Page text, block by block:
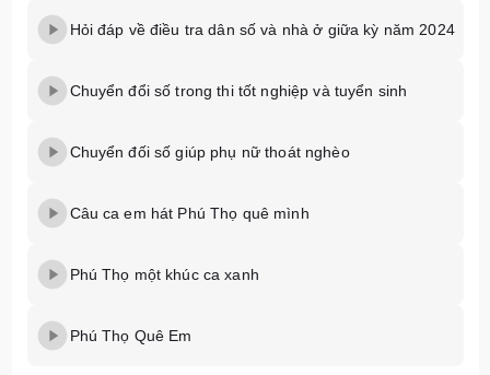
Hỏi đáp về điều tra dân số và nhà ở giữa kỳ năm 2024
Chuyển đổi số trong thi tốt nghiệp và tuyển sinh
Chuyển đối số giúp phụ nữ thoát nghèo
Câu ca em hát Phú Thọ quê mình
Phú Thọ một khúc ca xanh
Phú Thọ Quê Em